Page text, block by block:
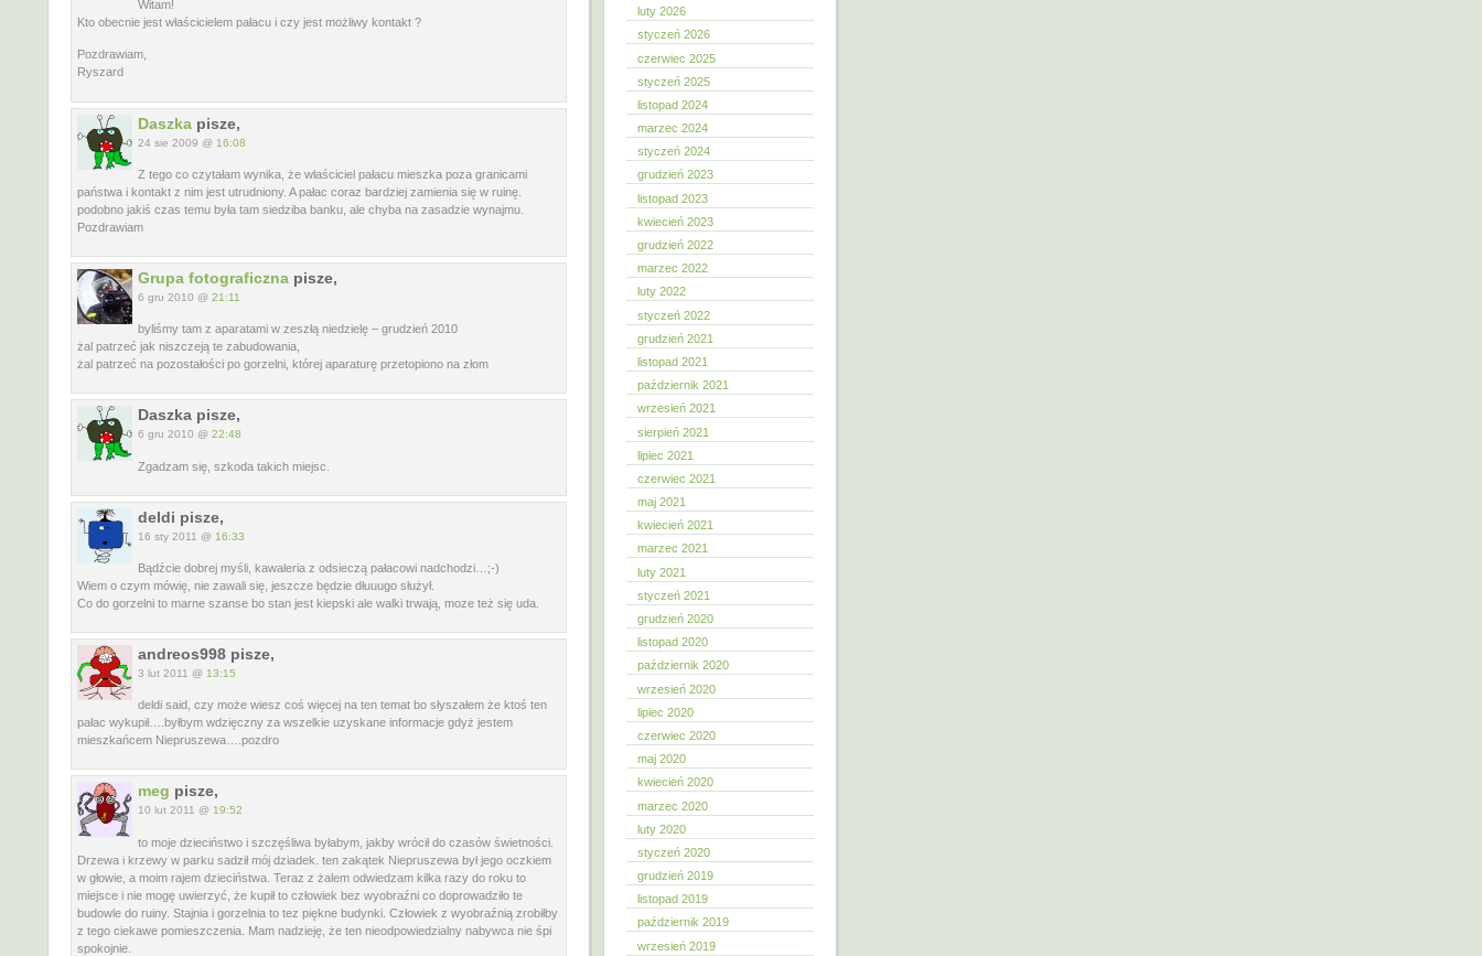
Witam!
Kto obecnie jest właścicielem pałacu i czy jest możliwy kontakt ?
Pozdrawiam,
Ryszard
Daszka pisze,
24 sie 2009 @ 16:08
Z tego co czytałam wynika, że właściciel pałacu mieszka poza granicami
państwa i kontakt z nim jest utrudniony. A pałac coraz bardziej zamienia się w ruinę.
podobno jakiś czas temu była tam siedziba banku, ale chyba na zasadzie wynajmu.
Pozdrawiam
Grupa fotograficzna pisze,
6 gru 2010 @ 21:11
byliśmy tam z aparatami w zeszłą niedzielę – grudzień 2010
żal patrzeć jak niszczeją te zabudowania,
żal patrzeć na pozostałości po gorzelni, której aparaturę przetopiono na złom
Daszka pisze,
6 gru 2010 @ 22:48
Zgadzam się, szkoda takich miejsc.
deldi pisze,
16 sty 2011 @ 16:33
Bądźcie dobrej myśli, kawaleria z odsieczą pałacowi nadchodzi…;-)
Wiem o czym mówię, nie zawali się, jeszcze będzie dłuuugo służył.
Co do gorzelni to marne szanse bo stan jest kiepski ale walki trwają, moze też się uda.
andreos998 pisze,
3 lut 2011 @ 13:15
deldi said, czy może wiesz coś więcej na ten temat bo słyszałem że ktoś ten
pałac wykupił….byłbym wdzięczny za wszelkie uzyskane informacje gdyż jestem
mieszkańcem Niepruszewa….pozdro
meg pisze,
10 lut 2011 @ 19:52
to moje dzieciństwo i szczęśliwa byłabym, jakby wrócił do czasów świetności.
Drzewa i krzewy w parku sadził mój dziadek. ten zakątek Niepruszewa był jego oczkiem
w głowie, a moim rajem dzieciństwa. Teraz z żalem odwiedzam kilka razy do roku to
miejsce i nie mogę uwierzyć, że kupił to człowiek bez wyobraźni co doprowadziło te
budowle do ruiny. Stajnia i gorzelnia to tez piękne budynki. Człowiek z wyobraźnią zrobiłby
z tego ciekawe pomieszczenia. Mam nadzieję, że ten nieodpowiedzialny nabywca nie śpi
spokojnie.
luty 2026
styczeń 2026
czerwiec 2025
styczeń 2025
listopad 2024
marzec 2024
styczeń 2024
grudzień 2023
listopad 2023
kwiecień 2023
grudzień 2022
marzec 2022
luty 2022
styczeń 2022
grudzień 2021
listopad 2021
październik 2021
wrzesień 2021
sierpień 2021
lipiec 2021
czerwiec 2021
maj 2021
kwiecień 2021
marzec 2021
luty 2021
styczeń 2021
grudzień 2020
listopad 2020
październik 2020
wrzesień 2020
lipiec 2020
czerwiec 2020
maj 2020
kwiecień 2020
marzec 2020
luty 2020
styczeń 2020
grudzień 2019
listopad 2019
październik 2019
wrzesień 2019